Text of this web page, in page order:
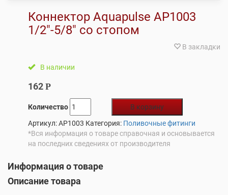
Коннектор Aquapulse AP1003
1/2″-5/8″ со стопом
В закладки
В наличии
162 Р
Количество
В корзину
Артикул:AP1003 Категория: Поливочные фитинги
*Вся информация о товаре справочная и основывается
на последних сведениях от производителя
Информация о товаре
Описание товара